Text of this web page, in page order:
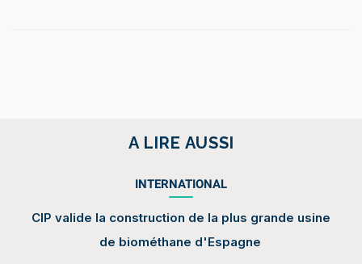
A LIRE AUSSI
INTERNATIONAL
CIP valide la construction de la plus grande usine
de biométhane d'Espagne